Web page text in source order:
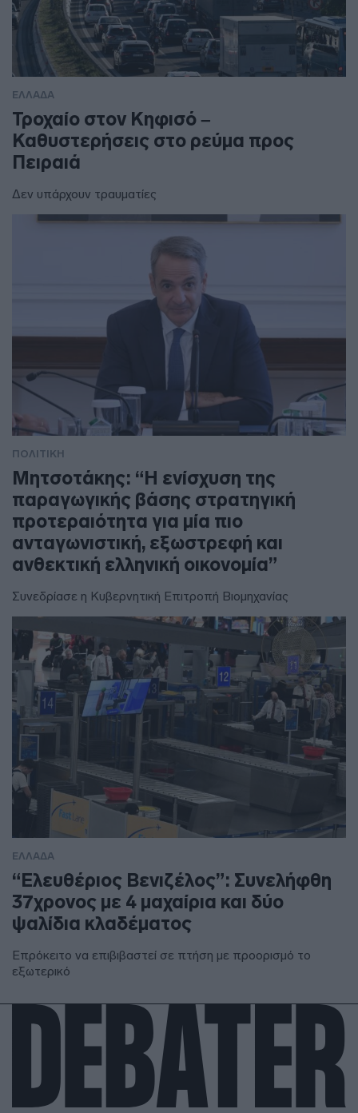
ΕΛΛΑΔΑ
Τροχαίο στον Κηφισό –
Καθυστερήσεις στο ρεύμα προς
Πειραιά
Δεν υπάρχουν τραυματίες
ΠΟΛΙΤΙΚΗ
Μητσοτάκης: “Η ενίσχυση της
παραγωγικής βάσης στρατηγική
προτεραιότητα για μία πιο
ανταγωνιστική, εξωστρεφή και
ανθεκτική ελληνική οικονομία”
Συνεδρίασε η Κυβερνητική Επιτροπή Βιομηχανίας
ΕΛΛΑΔΑ
“Ελευθέριος Βενιζέλος”: Συνελήφθη
37χρονος με 4 μαχαίρια και δύο
ψαλίδια κλαδέματος
Επρόκειτο να επιβιβαστεί σε πτήση με προορισμό το
εξωτερικό